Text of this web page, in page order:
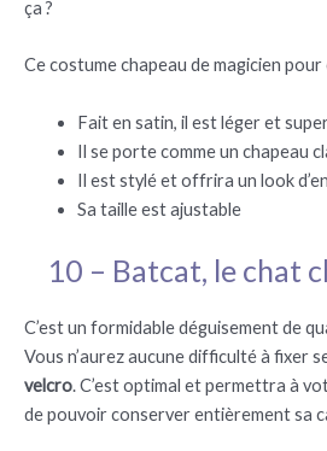
ça ?
Ce costume chapeau de magicien
Fait en satin, il est léger et
Il se porte comme un chapeau
Il est stylé et offrira un look
Sa taille est ajustable
10 – Batcat, le chat
C’est un formidable déguisement de
Vous n’aurez aucune difficulté à fixer
velcro. C’est optimal et permettra à
de pouvoir conserver entièrement sa